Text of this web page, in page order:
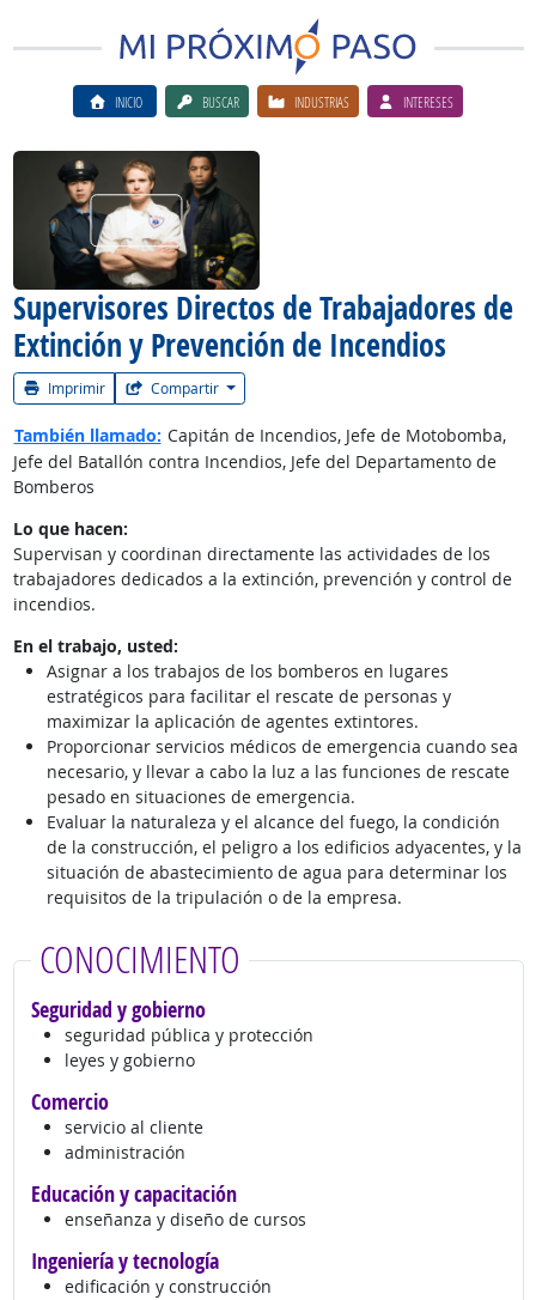
INICIO BUSCAR INDUSTRIAS INTERESES
Supervisores Directos de Trabajadores de
Extinción y Prevención de Incendios
Imprimir Compartir
Ver el vίdeo de la carrera
También llamado: Capitán de Incendios, Jefe de Motobomba,
Jefe del Batallón contra Incendios, Jefe del Departamento de
Bomberos
Lo que hacen:
Supervisan y coordinan directamente las actividades de los
trabajadores dedicados a la extinción, prevención y control de
incendios.
En el trabajo, usted:
Asignar a los trabajos de los bomberos en lugares
estratégicos para facilitar el rescate de personas y
maximizar la aplicación de agentes extintores.
Proporcionar servicios médicos de emergencia cuando sea
necesario, y llevar a cabo la luz a las funciones de rescate
pesado en situaciones de emergencia.
Evaluar la naturaleza y el alcance del fuego, la condición
de la construcción, el peligro a los edificios adyacentes, y la
situación de abastecimiento de agua para determinar los
requisitos de la tripulación o de la empresa.
CONOCIMIENTO
Seguridad y gobierno
seguridad pública y protección
leyes y gobierno
Comercio
servicio al cliente
administración
Educación y capacitación
enseñanza y diseño de cursos
Ingeniería y tecnología
edificación y construcción